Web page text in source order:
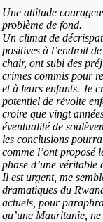
Une attitude
problème de fond.
Un climat de
positives à l’endroit
chair, ont subi des
crimes commis pour
et à leurs enfants. Je
potentiel de révolte
croire que vingt
éventualité de
les conclusions
comme l’ont proposé
phase d’une véritable
Il est urgent, me
dramatiques du
actuels, pour
qu’une Mauritanie,